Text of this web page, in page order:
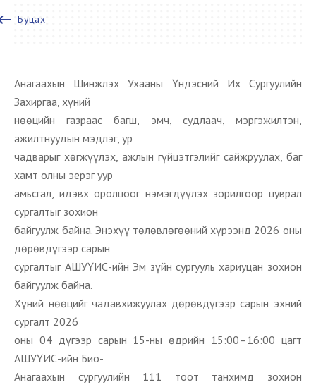
Буцах
Анагаахын Шинжлэх Ухааны Үндэсний Их Сургуулийн
Захиргаа, хүний
нөөцийн газраас багш, эмч, судлаач, мэргэжилтэн,
ажилтнуудын мэдлэг, ур
чадварыг хөгжүүлэх, ажлын гүйцэтгэлийг сайжруулах, баг
хамт олны эерэг уур
амьсгал, идэвх оролцоог нэмэгдүүлэх зорилгоор цуврал
сургалтыг зохион
байгуулж байна. Энэхүү төлөвлөгөөний хүрээнд 2026 оны
дөрөвдүгээр сарын
сургалтыг АШУҮИС-ийн Эм зүйн сургууль хариуцан зохион
байгуулж байна.
Хүний нөөцийг чадавхижуулах дөрөвдүгээр сарын эхний
сургалт 2026
оны 04 дүгээр сарын 15-ны өдрийн 15:00–16:00 цагт
АШУҮИС-ийн Био-
Анагаахын сургуулийн 111 тоот танхимд зохион